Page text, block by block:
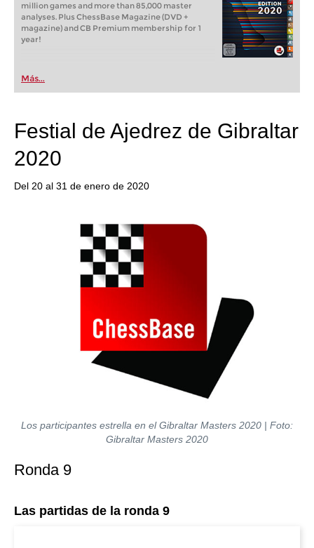
million games and more than 85,000 master
analyses. Plus ChessBase Magazine (DVD +
magazine) and CB Premium membership for 1
year!
Más...
Festial de Ajedrez de Gibraltar
2020
Del 20 al 31 de enero de 2020
Los participantes estrella en el Gibraltar Masters 2020 | Foto:
Gibraltar Masters 2020
Ronda 9
Las partidas de la ronda 9